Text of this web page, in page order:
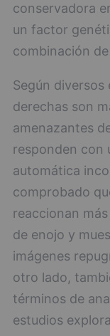
conservadora
un factor
combinación
Según diversos
derechas son
amenazantes
responden con
automática
comprobado
reaccionan
de enojo y
imágenes
otro lado,
términos de
estudios